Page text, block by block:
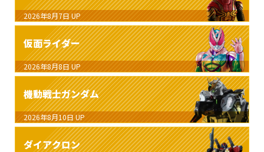
2026年8月7日 UP
仮面ライダー
2026年8月8日 UP
機動戦士ガンダム
2026年8月10日 UP
ダイアクロン